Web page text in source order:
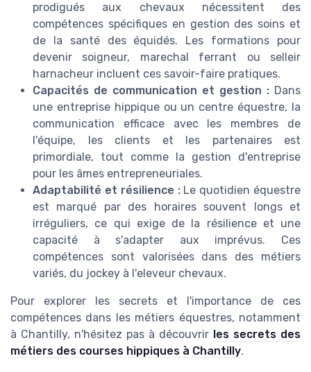
prodigués aux chevaux nécessitent des
compétences spécifiques en gestion des soins et
de la santé des équidés. Les formations pour
devenir soigneur, marechal ferrant ou selleir
harnacheur incluent ces savoir-faire pratiques.
Capacités de communication et gestion : Dans
une entreprise hippique ou un centre équestre, la
communication efficace avec les membres de
l'équipe, les clients et les partenaires est
primordiale, tout comme la gestion d'entreprise
pour les âmes entrepreneuriales.
Adaptabilité et résilience :Le quotidien équestre
est marqué par des horaires souvent longs et
irréguliers, ce qui exige de la résilience et une
capacité à s'adapter aux imprévus. Ces
compétences sont valorisées dans des métiers
variés, du jockey à l'eleveur chevaux.
Pour explorer les secrets et l'importance de ces
compétences dans les métiers équestres, notamment
à Chantilly, n'hésitez pas à découvrir les secrets des
métiers des courses hippiques à Chantilly.